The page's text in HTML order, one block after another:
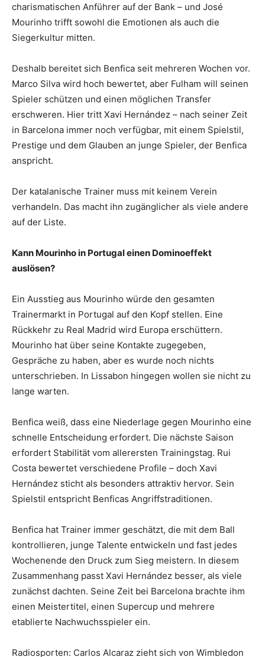
charismatischen Anführer auf der Bank – und José
Mourinho trifft sowohl die Emotionen als auch die
Siegerkultur mitten.
Deshalb bereitet sich Benfica seit mehreren Wochen vor.
Marco Silva wird hoch bewertet, aber Fulham will seinen
Spieler schützen und einen möglichen Transfer
erschweren. Hier tritt Xavi Hernández – nach seiner Zeit
in Barcelona immer noch verfügbar, mit einem Spielstil,
Prestige und dem Glauben an junge Spieler, der Benfica
anspricht.
Der katalanische Trainer muss mit keinem Verein
verhandeln. Das macht ihn zugänglicher als viele andere
auf der Liste.
Kann Mourinho in Portugal einen Dominoeffekt
auslösen?
Ein Ausstieg aus Mourinho würde den gesamten
Trainermarkt in Portugal auf den Kopf stellen. Eine
Rückkehr zu Real Madrid wird Europa erschüttern.
Mourinho hat über seine Kontakte zugegeben,
Gespräche zu haben, aber es wurde noch nichts
unterschrieben. In Lissabon hingegen wollen sie nicht zu
lange warten.
Benfica weiß, dass eine Niederlage gegen Mourinho eine
schnelle Entscheidung erfordert. Die nächste Saison
erfordert Stabilität vom allerersten Trainingstag. Rui
Costa bewertet verschiedene Profile – doch Xavi
Hernández sticht als besonders attraktiv hervor. Sein
Spielstil entspricht Benficas Angriffstraditionen.
Benfica hat Trainer immer geschätzt, die mit dem Ball
kontrollieren, junge Talente entwickeln und fast jedes
Wochenende den Druck zum Sieg meistern. In diesem
Zusammenhang passt Xavi Hernández besser, als viele
zunächst dachten. Seine Zeit bei Barcelona brachte ihm
einen Meistertitel, einen Supercup und mehrere
etablierte Nachwuchsspieler ein.
Radiosporten: Carlos Alcaraz zieht sich von Wimbledon